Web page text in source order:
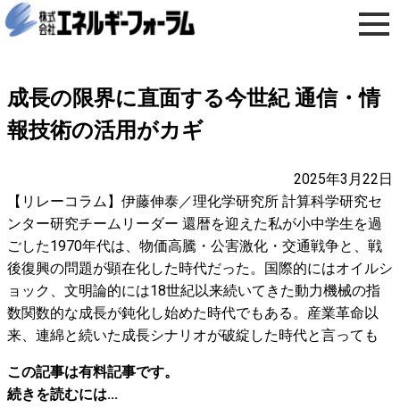
成長の限界に直面する今世紀 通信・情
報技術の活用がカギ
2025年3月22日
【リレーコラム】伊藤伸泰／理化学研究所 計算科学研究セ
ンター研究チームリーダー 還暦を迎えた私が小中学生を過
ごした1970年代は、物価高騰・公害激化・交通戦争と、戦
後復興の問題が顕在化した時代だった。国際的にはオイルシ
ョック、文明論的には18世紀以来続いてきた動力機械の指
数関数的な成長が鈍化し始めた時代でもある。産業革命以
来、連綿と続いた成長シナリオが破綻した時代と言っても
この記事は有料記事です。
続きを読むには...